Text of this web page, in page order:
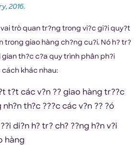
2016.
trò quan tr?ng trong vi?c gi?i quy?t
trong giao hàng ch?ng cu?i. Nó h? tr?
gian th?c c?a quy trình phân ph?i
khác nhau:
t?t các v?n ?? giao hàng tr??c
th?c ???c các v?n ?? ?ó
di?n h? tr? ch? ??ng h?n v?i
hàng